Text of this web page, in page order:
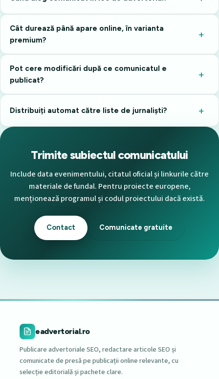
Cât durează până apare online, în varianta
premium?
Pot cere modificări după ce comunicatul e
publicat?
Distribuiți automat către liste de jurnaliști?
Trimite subiectul comunicatului
Include data evenimentului, citatul oficial și linkurile către
materiale de fundal. Pentru proiecte europene,
menționează programul și codul proiectului dacă există.
Contact Comunicate gratuite
eadvertorial.ro
Publicare advertoriale SEO, redactare articole SEO și
comunicate de presă pe publicații online relevante, cu
selecție editorială și pachete clare.